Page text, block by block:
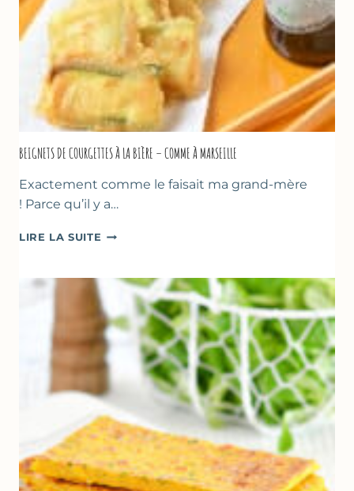
BEIGNETS DE COURGETTES À LA BIÈRE – COMME À MARSEILLE
Exactement comme le faisait ma grand-mère
! Parce qu’il y a…
LIRE LA SUITE BEIGNETS
LA
BIÈRE
–
COMME
À
MARSEILLE